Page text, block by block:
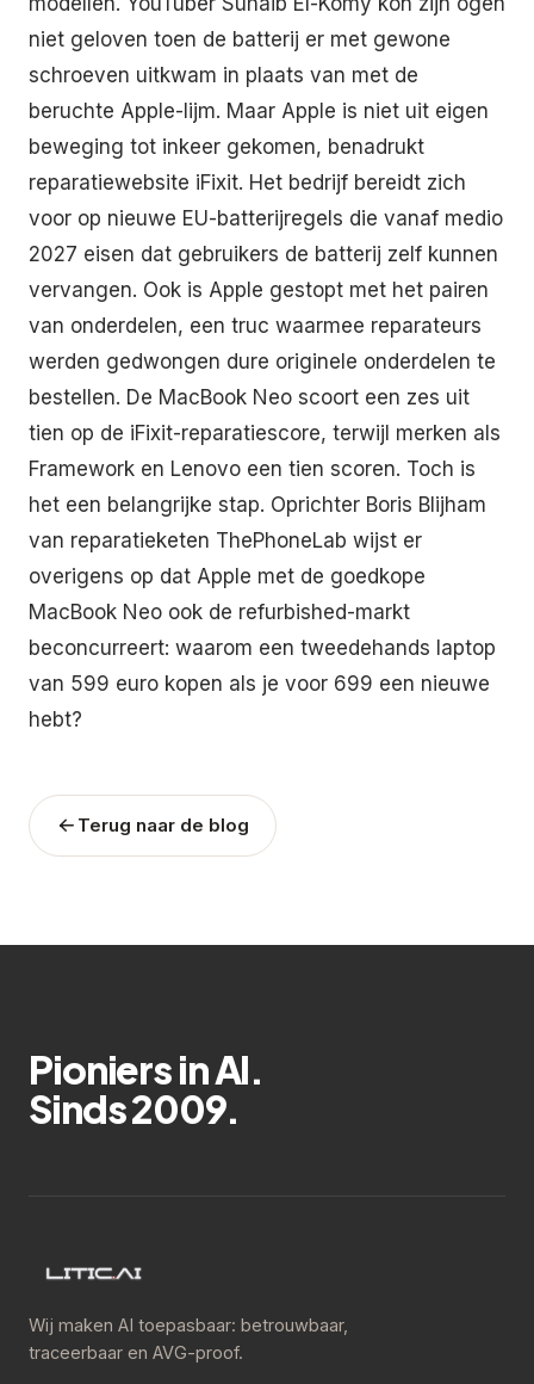
niet geloven toen de batterij er met gewone
schroeven uitkwam in plaats van met de
beruchte Apple-lijm. Maar Apple is niet uit eigen
beweging tot inkeer gekomen, benadrukt
reparatiewebsite iFixit. Het bedrijf bereidt zich
voor op nieuwe EU-batterijregels die vanaf medio
2027 eisen dat gebruikers de batterij zelf kunnen
vervangen. Ook is Apple gestopt met het pairen
van onderdelen, een truc waarmee reparateurs
werden gedwongen dure originele onderdelen te
bestellen. De MacBook Neo scoort een zes uit
tien op de iFixit-reparatiescore, terwijl merken als
Framework en Lenovo een tien scoren. Toch is
het een belangrijke stap. Oprichter Boris Blijham
van reparatieketen ThePhoneLab wijst er
overigens op dat Apple met de goedkope
MacBook Neo ook de refurbished-markt
beconcurreert: waarom een tweedehands laptop
van 599 euro kopen als je voor 699 een nieuwe
hebt?
Terug naar de blog
Pioniers in AI.
Sinds 2009.
Wij maken AI toepasbaar: betrouwbaar,
traceerbaar en AVG-proof.